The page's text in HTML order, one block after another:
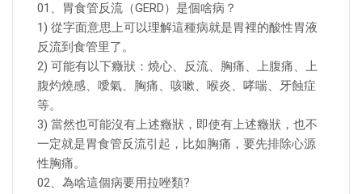
01、胃食管反流（GERD）是個啥病？
1) 從字面意思上可以理解這種病就是胃裡的酸性胃液
反流到食管里了。
2) 可能有以下癥狀：燒心、反流、胸痛、上腹痛、上
腹灼燒感、噯氣、胸痛、咳嗽、喉炎、哮喘、牙蝕症
等。
3) 當然也可能沒有上述癥狀，即使有上述癥狀，也不
一定就是胃食管反流引起，比如胸痛，要先排除心源
性胸痛。
02、為啥這個病要用拉唑類?